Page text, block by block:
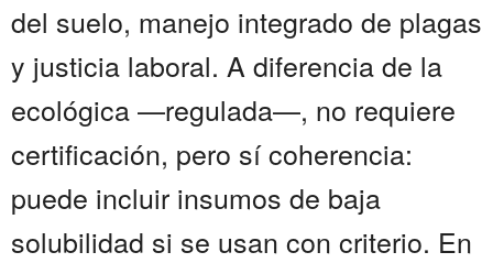
del suelo, manejo integrado de plagas
y justicia laboral. A diferencia de la
ecológica —regulada—, no requiere
certificación, pero sí coherencia:
puede incluir insumos de baja
solubilidad si se usan con criterio. En